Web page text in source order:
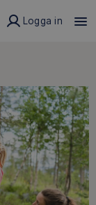
Logga in